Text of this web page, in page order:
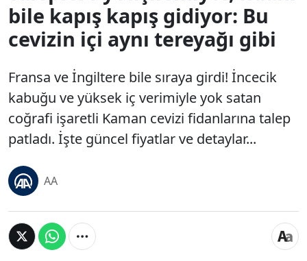
bile kapış kapış gidiyor: Bu
cevizin içi aynı tereyağı gibi
Fransa ve İngiltere bile sıraya girdi! İncecik
kabuğu ve yüksek iç verimiyle yok satan
coğrafi işaretli Kaman cevizi fidanlarına talep
patladı. İşte güncel fiyatlar ve detaylar...
AA